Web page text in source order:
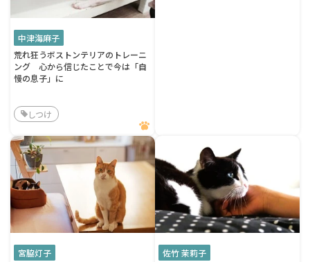
中津海麻子
荒れ狂うボストンテリアのトレーニ
ング 心から信じたことで今は「自
慢の息子」に
しつけ
宮脇灯子
佐竹 茉莉子